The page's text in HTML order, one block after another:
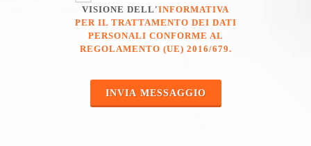
VISIONE DELL'INFORMATIVA
PER IL TRATTAMENTO DEI DATI
PERSONALI CONFORME AL
REGOLAMENTO (UE) 2016/679.
INVIA MESSAGGIO